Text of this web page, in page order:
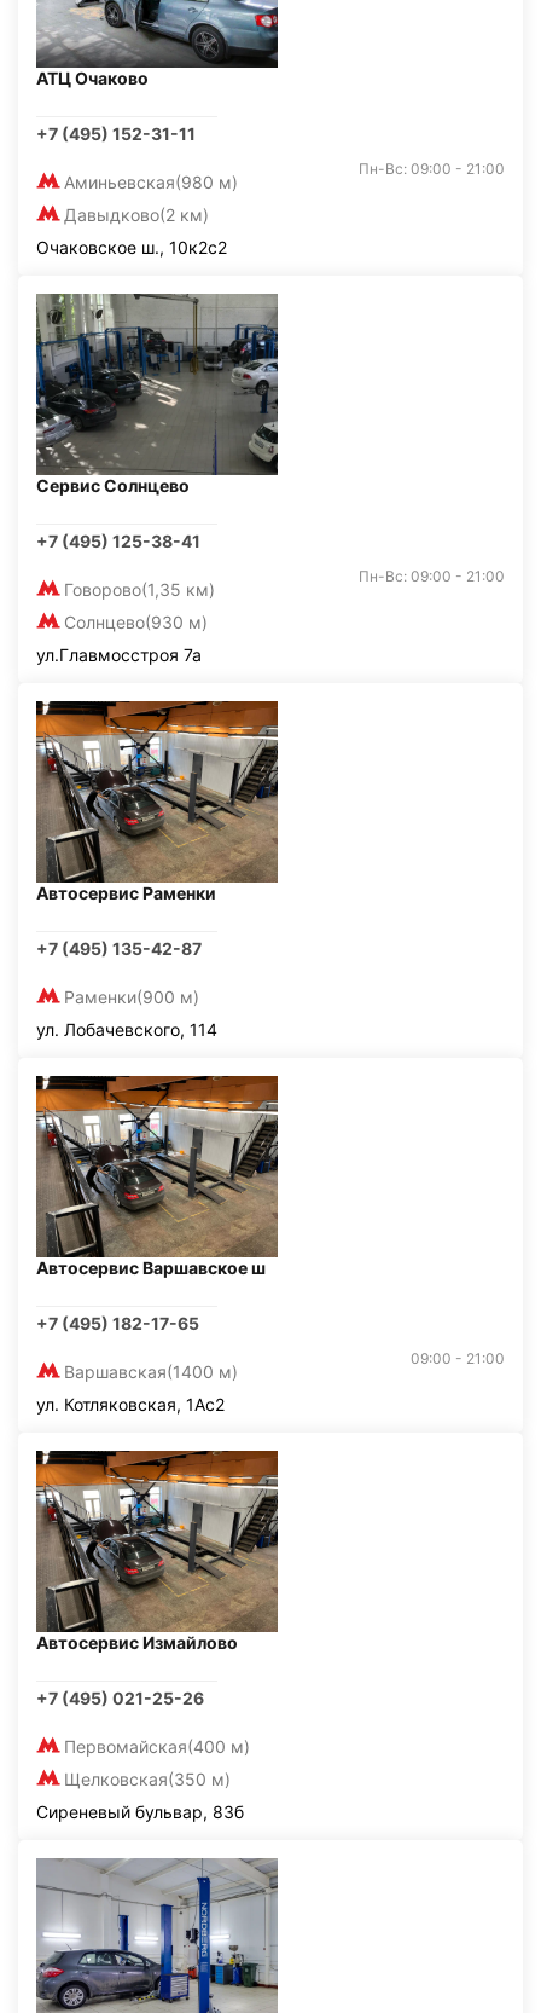
АТЦ Очаково
+7 (495) 152-31-11
Аминьевская(980 м)
Давыдково(2 км)
Пн-Вс: 09:00 - 21:00
Очаковское ш., 10к2с2
Сервис Солнцево
+7 (495) 125-38-41
Говорово(1,35 км)
Солнцево(930 м)
Пн-Вс: 09:00 - 21:00
ул.Главмосстроя 7а
Автосервис Раменки
+7 (495) 135-42-87
Раменки(900 м)
ул. Лобачевского, 114
Автосервис Варшавское ш
+7 (495) 182-17-65
Варшавская(1400 м)
09:00 - 21:00
ул. Котляковская, 1Ас2
Автосервис Измайлово
+7 (495) 021-25-26
Первомайская(400 м)
Щелковская(350 м)
Сиреневый бульвар, 83б